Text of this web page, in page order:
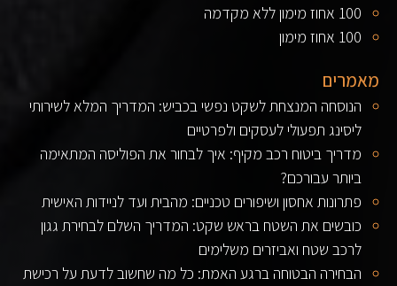
100 אחוז מימון ללא מקדמה
100 אחוז מימון
מאמרים
הנוסחה המנצחת לשקט נפשי בכביש: המדריך המלא לשירותי
ליסינג תפעולי לעסקים ולפרטיים
מדריך ביטוח רכב מקיף: איך לבחור את הפוליסה המתאימה
ביותר עבורכם?
פתרונות אחסון ושיפורים טכניים: מהבית ועד לניידות האישית
כובשים את השטח בראש שקט: המדריך השלם לבחירת גגון
לרכב שטח ואביזרים משלימים
הבחירה הבטוחה ברגע האמת: כל מה שחשוב לדעת על רכישת